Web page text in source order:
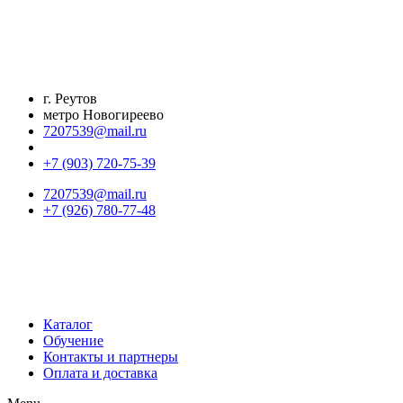
г. Реутов
метро Новогиреево
7207539@mail.ru
+7 (903) 720-75-39
7207539@mail.ru
+7 (926) 780-77-48
Каталог
Обучение
Контакты и партнеры
Оплата и доставка